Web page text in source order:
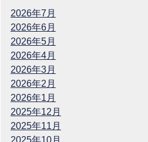
2026年7月
2026年6月
2026年5月
2026年4月
2026年3月
2026年2月
2026年1月
2025年12月
2025年11月